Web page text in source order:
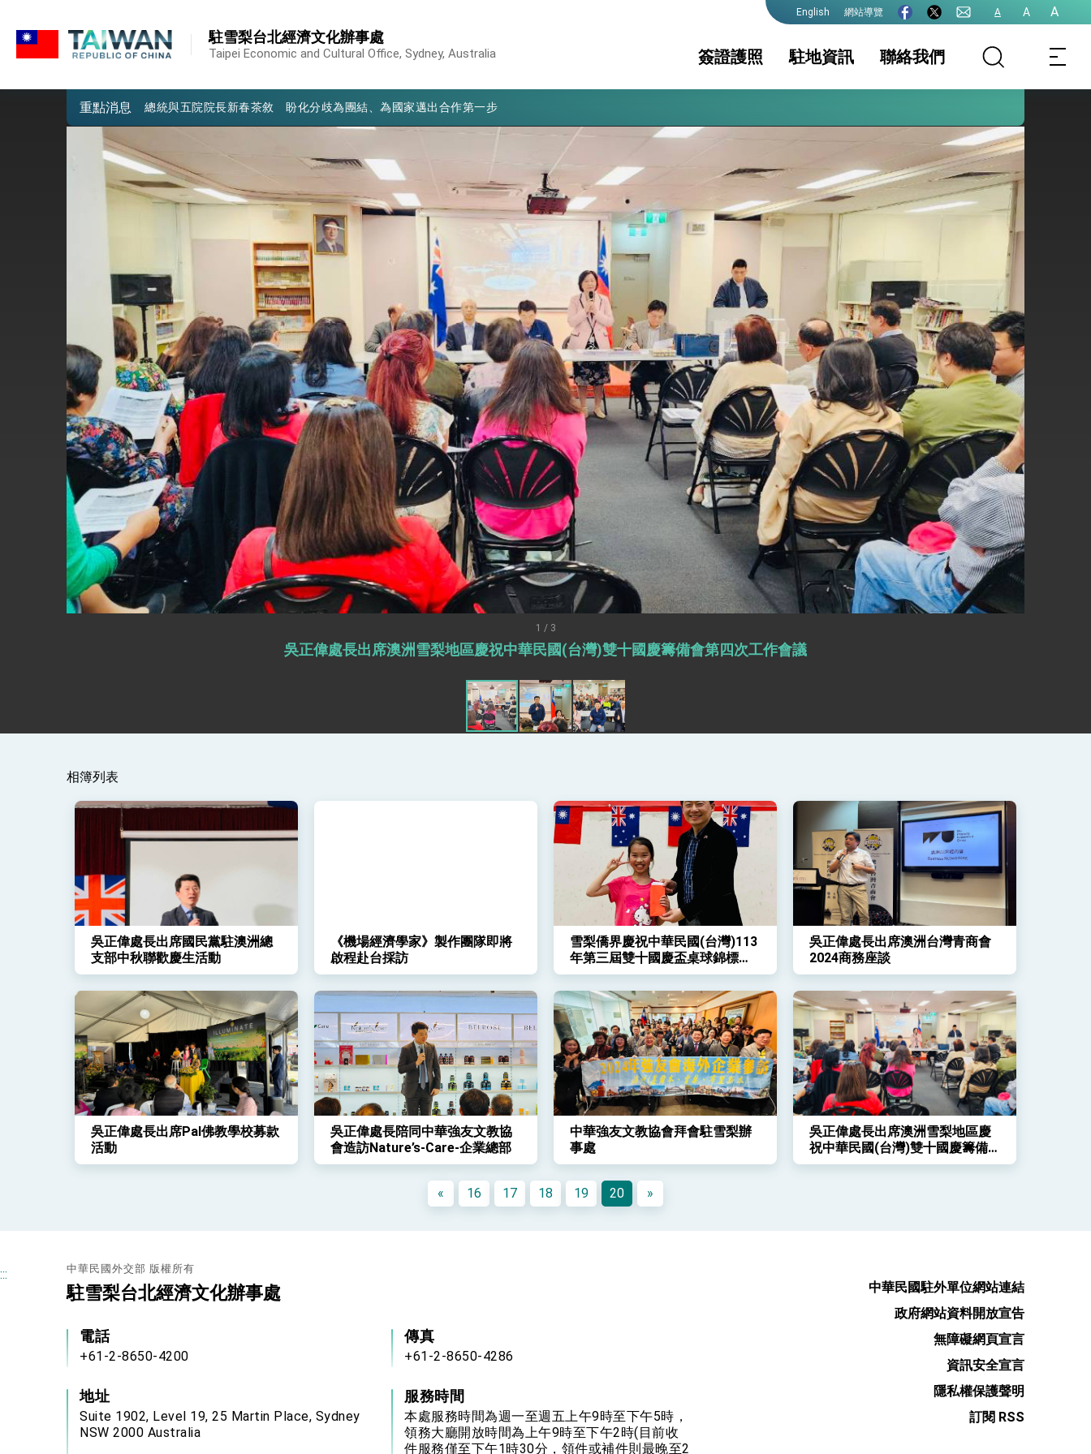
English 網站導覽 A A A
駐雪梨台北經濟文化辦事處
Taipei Economic and Cultural Office, Sydney, Australia 簽證護照
護照 簽證
文件證明
初設戶籍登記(主管
機關: 內政部戶政
司)
申請中港澳居民入
出境證 (限新南威
爾斯州NSW居民)
(主管機關:內政部
移民署)
駐地資訊
駐地基本資料 簽證及入境須知
生活資訊
構
聯絡我們
重點消息
外交部發布WHA文宣影片「台灣醫療點亮世界」及「台灣智慧醫療與健康產業展」預告短片，向世界展現台灣守護全球健康的創新能量
總統出訪史瓦帝尼返國談話 強調臺灣人有權利走向世界 盼與理念相近國家共同維護國際秩序
總統與五院院長新春茶敘 盼化分歧為團結、為國家邁出合作第一步
台美貿易協議完成簽署達成6大目標、創5大歷史性突破 總統強調將以3大面向加速臺灣經濟轉型升級 籲請立院全力支持並盡速通過
臺美簽署「對等貿易協定」確立對等關稅15%且不疊加 我輸美2072項產品豁免對等關稅
總統接受「法新社」（AFP）專訪內容
外交部長林佳龍於《外交事務》撰文指出：自由世界 需要台灣，團結合作方能守護繁榮
外交部長林佳龍出席《台灣光華雜誌》50週年慶「見證蛻變，分享世界的光華」開幕式，期許數位轉 型迎向下個50年
總統主持「台美經濟繁榮夥伴對話」記者會 說明臺美合作三大戰略方向 盼與民主夥伴共同引領 下一個世代的繁榮
外交部長林佳龍接受印尼「時代雜誌」專訪，闡述印太安全局勢，籲深化台印尼半導體供應鏈合作
外交部長林佳龍午宴歡迎美國聯邦參議員蓋耶哥訪問團
外交部長林佳龍接見美國智庫「德國馬歇爾基金會」訪問團一行，深化跨大西洋戰略夥伴關係
臺美經貿談判獲階段性成果 卓揆期勉爭取時間完成「臺美對等貿易協定」簽署
卓揆：臺美關稅談判階段性結果有助臺灣取得有利戰略地位 全力支持「臺美對等貿易協定」簽署
外交部與數位發展部攜手合作，整合台灣雄厚數位實力，達成固邦榮邦目標
外交部長林佳龍主持第35次「參與亞太經濟合作策略小組」跨部會會議
民調顯示多數國人滿意政府外交表現，高度支持「總合外交」與台歐美日關係深化
總統主持「守護民主台灣國安行動方案」記者會 強調以實力守護台海和平 以決心掌握國家命運
總統發表執政周年談話 盼面對未來挑戰 堅持團結 迎風轉型 穩健前行
1 / 3
吳正偉處長出席澳洲雪梨地區慶祝中華民國(台灣)雙十國慶籌備會第四次工作會議
相簿列表
吳正偉處長出席國民黨駐澳洲總
支部中秋聯歡慶生活動
《機場經濟學家》製作團隊即將
啟程赴台採訪
雪梨僑界慶祝中華民國(台灣)113
年第三屆雙十國慶盃桌球錦標賽
開打-系列慶祝活動正式揭開序幕
吳正偉處長出席澳洲台灣青商會
2024商務座談
吳正偉處長出席Pal佛教學校募款
活動
吳正偉處長陪同中華強友文教協
會造訪Nature’s-Care-企業總部
中華強友文教協會拜會駐雪梨辦
事處
吳正偉處長出席澳洲雪梨地區慶
祝中華民國(台灣)雙十國慶籌備
會第四次工作會議
«
16 17 18 19 20 »
::: 中華民國外交部 版權所有
駐雪梨台北經濟文化辦事處
電話
+61-2-8650-4200
傳真
+61-2-8650-4286
地址
Suite 1902, Level 19, 25 Martin Place, Sydney
NSW 2000 Australia
服務時間
本處服務時間為週一至週五上午9時至下午5時，
領務大廳開放時間為上午9時至下午2時(目前收
件服務僅至下午1時30分，領件或補件則最晚至2
中華民國駐外單位網站連結
政府網站資料開放宣告
無障礙網頁宣言
資訊安全宣言
隱私權保護聲明
訂閱 RSS